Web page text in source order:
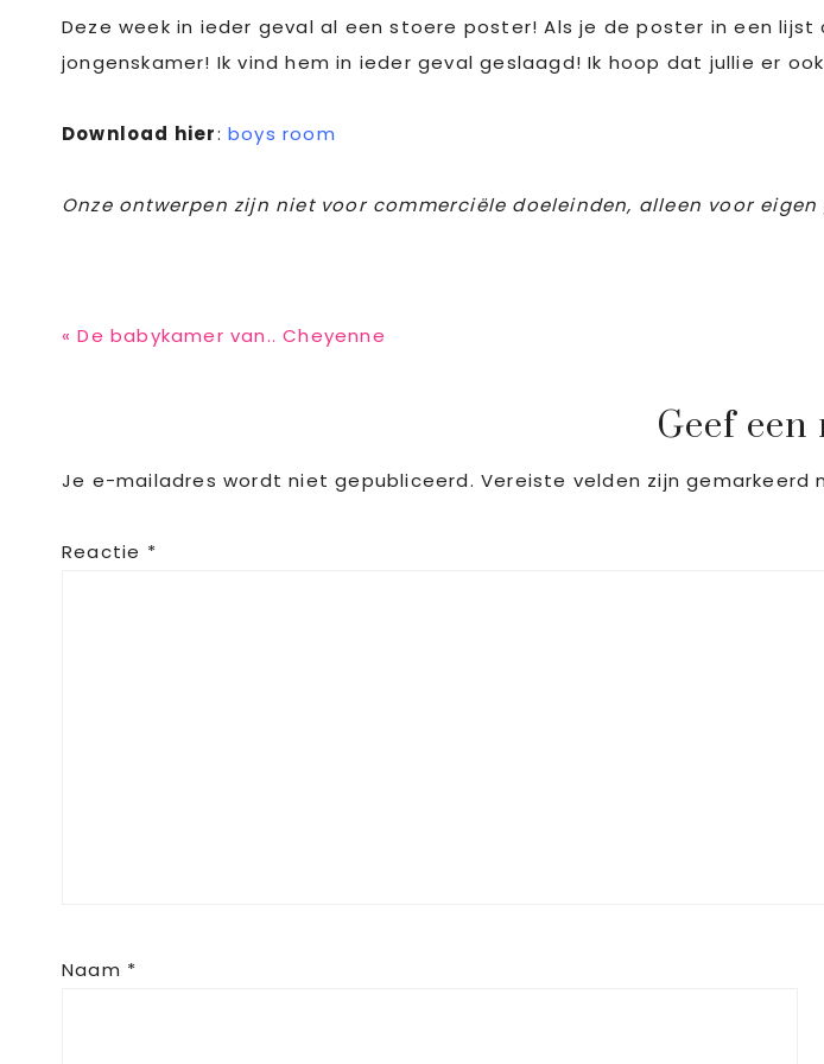
Deze week in ieder geval al een stoere poster! Als je de poster in een
jongenskamer! Ik vind hem in ieder geval geslaagd! Ik hoop dat jullie er
Download hier:boys room
Onze ontwerpen zijn niet voor commerciële doeleinden, alleen voor
Previous
« De babykamer van.. Cheyenne
Interactions
Geef
Je e-mailadres wordt niet gepubliceerd. Vereiste velden zijn gemarkeerd
Reactie *
Naam *